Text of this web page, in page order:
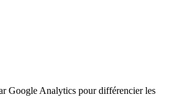
Google Analytics pour différencier les